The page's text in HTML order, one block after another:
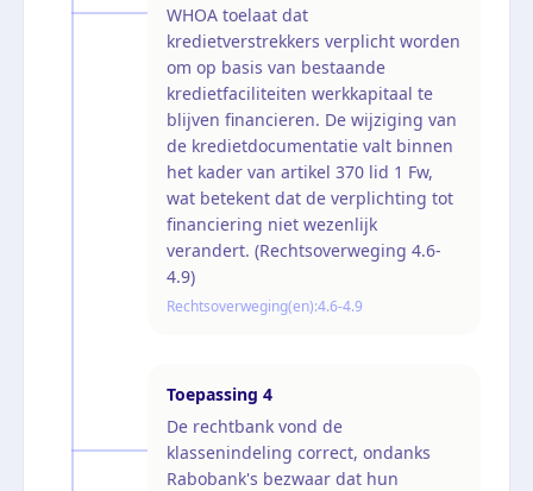
WHOA toelaat dat
kredietverstrekkers verplicht worden
om op basis van bestaande
kredietfaciliteiten werkkapitaal te
blijven financieren. De wijziging van
de kredietdocumentatie valt binnen
het kader van artikel 370 lid 1 Fw,
wat betekent dat de verplichting tot
financiering niet wezenlijk
verandert. (Rechtsoverweging 4.6-
4.9)
Rechtsoverweging(en):4.6-4.9
Toepassing 4
De rechtbank vond de
klassenindeling correct, ondanks
Rabobank's bezwaar dat hun